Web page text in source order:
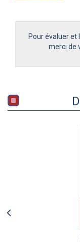
Pour évaluer et
merci de